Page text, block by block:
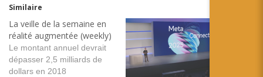
Similaire
La veille de la semaine en
réalité augmentée (weekly)
Le montant annuel devrait
dépasser 2,5 milliards de
dollars en 2018